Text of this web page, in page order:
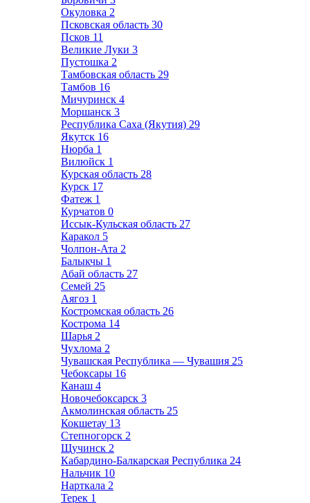
Окуловка 2
Псковская область 30
Псков 11
Великие Луки 3
Пустошка 2
Тамбовская область 29
Тамбов 16
Мичуринск 4
Моршанск 3
Республика Саха (Якутия) 29
Якутск 16
Нюрба 1
Вилюйск 1
Курская область 28
Курск 17
Фатеж 1
Курчатов 0
Иссык-Кульская область 27
Каракол 5
Чолпон-Ата 2
Балыкчы 1
Абай область 27
Семей 25
Аягоз 1
Костромская область 26
Кострома 14
Шарья 2
Чухлома 2
Чувашская Республика — Чувашия 25
Чебоксары 16
Канаш 4
Новочебоксарск 3
Акмолинская область 25
Кокшетау 13
Степногорск 2
Щучинск 2
Кабардино-Балкарская Республика 24
Нальчик 10
Нарткала 2
Терек 1